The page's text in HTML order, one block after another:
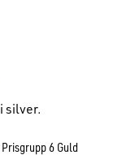
silver.
Prisgrupp 6 Guld